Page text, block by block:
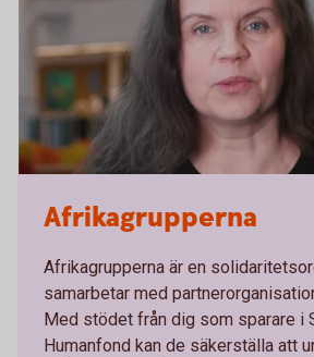
Afrikagrupperna
Afrikagrupperna är en
samarbetar med
Med stödet från dig som sparare i
Humanfond kan de säkerställa att